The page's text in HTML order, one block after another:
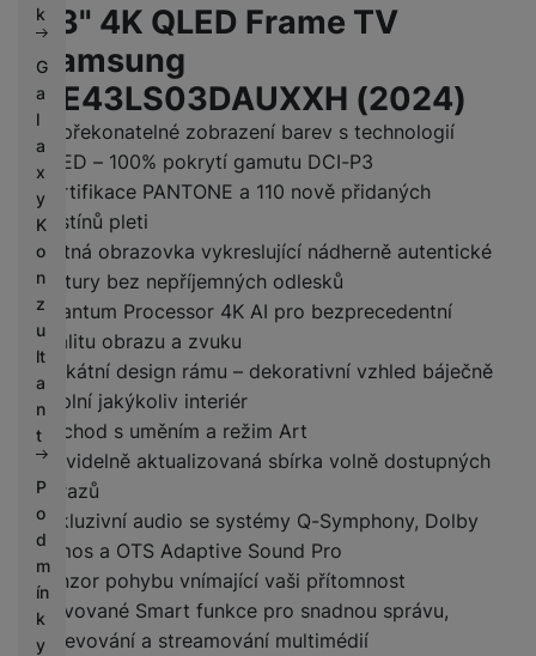
k
G
a
l
a
x
y
K
o
n
z
u
lt
a
n
t
P
o
d
m
ín
k
y
43" 4K QLED Frame TV
Samsung
QE43LS03DAUXXH (2024)
Nepřekonatelné zobrazení barev s technologií
QLED – 100% pokrytí gamutu DCI-P3
Certifikace PANTONE a 110 nově přidaných
odstínů pleti
Matná obrazovka vykreslující nádherně autentické
textury bez nepříjemných odlesků
Quantum Processor 4K AI pro bezprecedentní
kvalitu obrazu a zvuku
Unikátní design rámu – dekorativní vzhled báječně
doplní jakýkoliv interiér
Obchod s uměním a režim Art
Pravidelně aktualizovaná sbírka volně dostupných
obrazů
Exkluzivní audio se systémy Q-Symphony, Dolby
Atmos a OTS Adaptive Sound Pro
Senzor pohybu vnímající vaši přítomnost
Inovované Smart funkce pro snadnou správu,
objevování a streamování multimédií